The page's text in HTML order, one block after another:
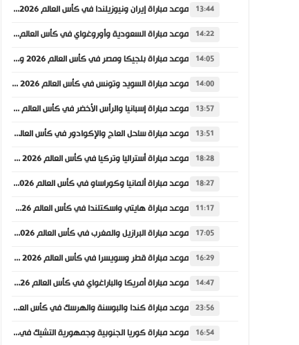
13:44 موعد مباراة إيران ونيوزيلندا في كأس العالم 2026 والقنوات الناقلة
14:22 موعد مباراة السعودية وأوروغواي في كأس العالم 2026 والقنوات الناقلة
14:05 موعد مباراة بلجيكا ومصر في كأس العالم 2026 والقنوات الناقلة
14:00 موعد مباراة السويد وتونس في كأس العالم 2026 والقنوات الناقلة
13:57 موعد مباراة إسبانيا والرأس الأخضر في كأس العالم 2026 والقنوات الناقلة
13:51 موعد مباراة ساحل العاج والإكوادور في كأس العالم 2026 والقنوات الناقلة
18:28 موعد مباراة أستراليا وتركيا في كأس العالم 2026 والقنوات الناقلة
18:27 موعد مباراة ألمانيا وكوراساو في كأس العالم 2026 والقنوات الناقلة
11:17 موعد مباراة هايتي واسكتلندا في كأس العالم 2026 والقنوات الناقلة
17:05 موعد مباراة البرازيل والمغرب في كأس العالم 2026 والقنوات الناقلة
16:29 موعد مباراة قطر وسويسرا في كأس العالم 2026 والقنوات الناقلة
14:47 موعد مباراة أمريكا والباراغواي في كأس العالم 2026 والقنوات الناقلة
23:56 موعد مباراة كندا والبوسنة والهرسك في كأس العالم 2026 والقنوات الناقلة
16:54 موعد مباراة كوريا الجنوبية وجمهورية التشيك في كأس العالم 2026 والقنوات الناقلة